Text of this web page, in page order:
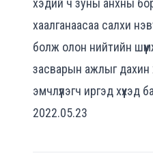
хэдий ч зуны анхны
хаалганаасаа салхи
болж олон нийтийн
засварын ажлыг дахин
эмчлүүлэгч иргэд
2022.05.23